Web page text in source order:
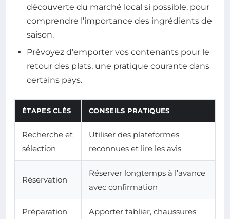
découverte du marché local si possible, pour
comprendre l’importance des ingrédients de
saison.
Prévoyez d’emporter vos contenants pour le
retour des plats, une pratique courante dans
certains pays.
ÉTAPES CLÉS CONSEILS PRATIQUES
Recherche et
sélection
Utiliser des plateformes
reconnues et lire les avis
Réservation
Réserver longtemps à l’avance
avec confirmation
Préparation
Apporter tablier, chaussures